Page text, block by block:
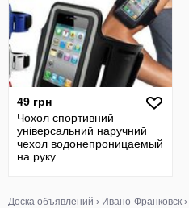
49 грн
Чохол спортивний
універсальний наручний
чехол водонепроницаемый
на руку
Доска объявлений › Ивано-Франковск ›